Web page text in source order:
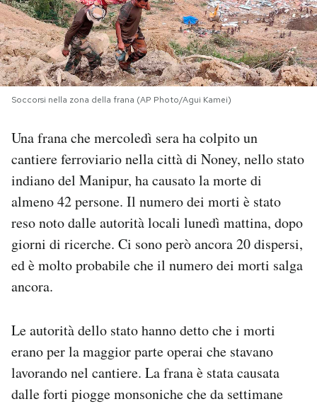
PODCAST
NEWSLETTER
SHOP
CALENDARIO
AREA PERSONALE
Regala il Post
Hai bisogno di aiuto?
Esci
Soccorsi nella zona della frana (AP Photo/Agui Kamei)
Una frana che mercoledì sera ha colpito un
cantiere ferroviario nella città di Noney, nello stato
indiano del Manipur, ha causato la morte di
almeno 42 persone. Il numero dei morti è stato
reso noto dalle autorità locali lunedì mattina, dopo
giorni di ricerche. Ci sono però ancora 20 dispersi,
ed è molto probabile che il numero dei morti salga
ancora.
Le autorità dello stato hanno detto che i morti
erano per la maggior parte operai che stavano
lavorando nel cantiere. La frana è stata causata
dalle forti piogge monsoniche che da settimane